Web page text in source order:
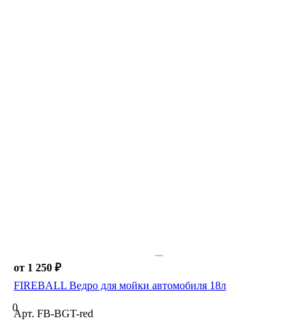
от 1 250 ₽
FIREBALL Ведро для мойки автомобиля 18л
0
Арт. FB-BGT-red